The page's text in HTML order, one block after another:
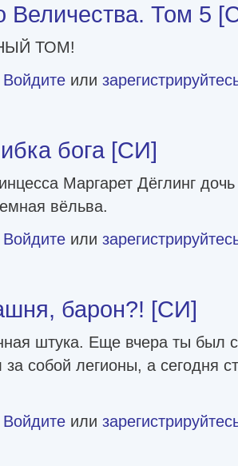
Величества. Том 5
ТОМ!
Его Величества. Том 5 [СИ]
Войдите или
бога [СИ]
Маргарет Дёглинг дочь
вёльва.
ошибка бога [СИ]
Войдите или
барон?! [СИ]
штука. Еще вчера ты был
собой легионы, а сегодня
моя башня, барон?! [СИ]
Войдите или